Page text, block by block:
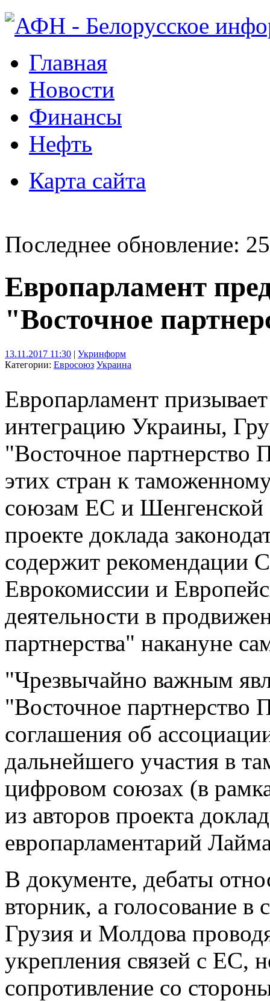
Главная
Новости
Финансы
Нефть
Карта сайта
Последнее обновление:
Европарламент
"Восточное
13.11.2017 11:30 | Укринформ
Категории: Евросоюз Украина
Европарламент
интеграцию Украины,
"Восточное партнерство
этих стран к
союзам ЕС и Шенгенской
проекте доклада
содержит рекомендации
Еврокомиссии и
деятельности в
партнерства" накануне
"Чрезвычайно важным
"Восточное партнерство
соглашения об
дальнейшего участия в
цифровом союзах (в
из авторов проекта
европарламентарий
В документе, дебаты
вторник, а голосование в
Грузия и Молдова
укрепления связей с ЕС,
сопротивление со